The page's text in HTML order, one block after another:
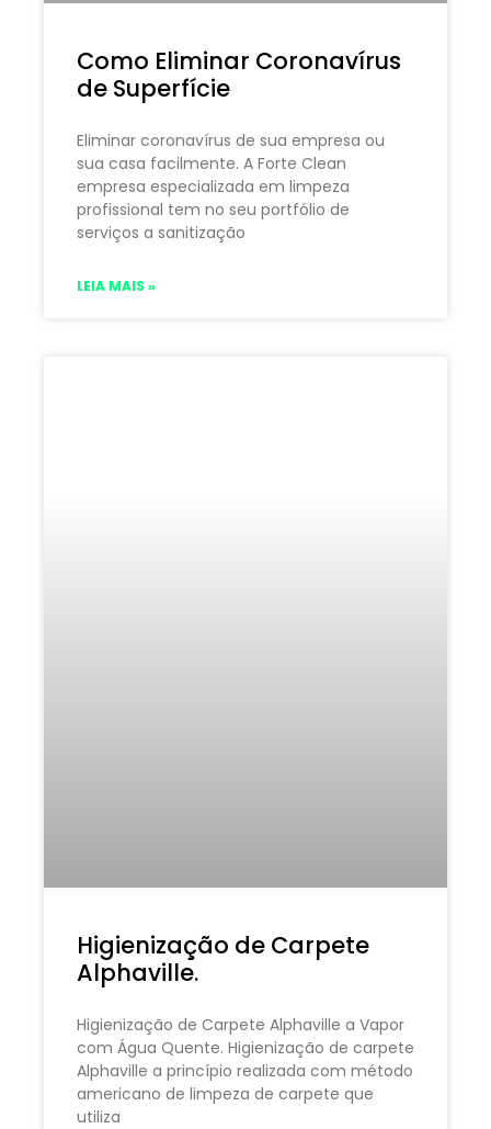
Como Eliminar Coronavírus
de Superfície
Eliminar coronavírus de sua empresa ou
sua casa facilmente. A Forte Clean
empresa especializada em limpeza
profissional tem no seu portfólio de
serviços a sanitização
LEIA MAIS »
Higienização de Carpete
Alphaville.
Higienização de Carpete Alphaville a Vapor
com Água Quente. Higienização de carpete
Alphaville a princípio realizada com método
americano de limpeza de carpete que
utiliza